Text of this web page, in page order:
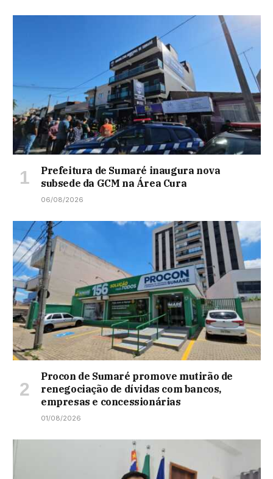
Prefeitura de Sumaré inaugura nova
subsede da GCM na Área Cura
06/08/2026
Procon de Sumaré promove mutirão de
renegociação de dívidas com bancos,
empresas e concessionárias
01/08/2026